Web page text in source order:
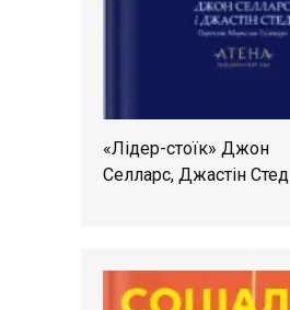
«Лідер-стоїк» Джон
Селларс, Джастін Стед